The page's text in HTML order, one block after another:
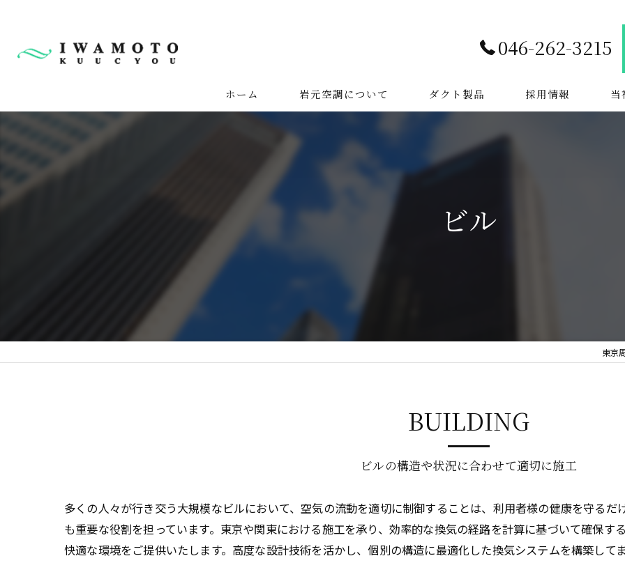
046-262-3215
ホーム 岩元空調について ダクト製品 採用情報 当
ビル
東京
ビルの構造や状況に合わせて適切に施工
BUILDING
多くの人々が行き交う大規模なビルにおいて、空気の流動を適切に制御することは、利用者様の健康を守る
も重要な役割を担っています。東京や関東における施工を承り、効率的な換気の経路を計算に基づいて確保す
快適な環境をご提供いたします。高度な設計技術を活かし、個別の構造に最適化した換気システムを構築して